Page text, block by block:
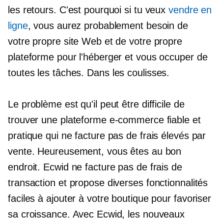
les retours. C'est pourquoi si tu veuxvendre en
ligne, vous aurez probablement besoin de
votre propre site Web et de votre propre
plateforme pour l'héberger et vous occuper de
toutes les tâches. Dans les coulisses.
Le problème est qu'il peut être difficile de
trouver une plateforme e-commerce fiable et
pratique qui ne facture pas de frais élevés par
vente. Heureusement, vous êtes au bon
endroit. Ecwid ne facture pas de frais de
transaction et propose diverses fonctionnalités
faciles à ajouter à votre boutique pour favoriser
sa croissance. Avec Ecwid, les nouveaux